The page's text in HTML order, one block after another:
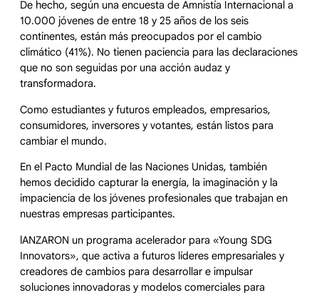
De hecho, según una encuesta de Amnistía Internacional a
10.000 jóvenes de entre 18 y 25 años de los seis
continentes, están más preocupados por el cambio
climático (41%). No tienen paciencia para las declaraciones
que no son seguidas por una acción audaz y
transformadora.
Como estudiantes y futuros empleados, empresarios,
consumidores, inversores y votantes, están listos para
cambiar el mundo.
En el Pacto Mundial de las Naciones Unidas, también
hemos decidido capturar la energía, la imaginación y la
impaciencia de los jóvenes profesionales que trabajan en
nuestras empresas participantes.
lANZARON un programa acelerador para «Young SDG
Innovators», que activa a futuros líderes empresariales y
creadores de cambios para desarrollar e impulsar
soluciones innovadoras y modelos comerciales para